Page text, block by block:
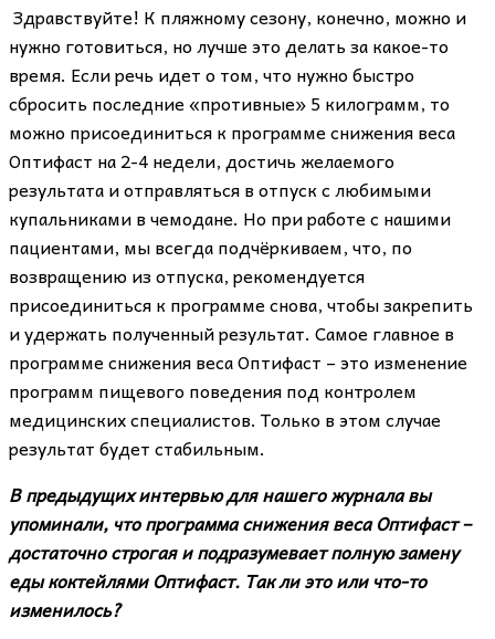
Здравствуйте! К пляжному сезону, конечно, можно и
нужно готовиться, но лучше это делать за какое-то
время. Если речь идет о том, что нужно быстро
сбросить последние «противные» 5 килограмм, то
можно присоединиться к программе снижения веса
Оптифаст на 2-4 недели, достичь желаемого
результата и отправляться в отпуск с любимыми
купальниками в чемодане. Но при работе с нашими
пациентами, мы всегда подчёркиваем, что, по
возвращению из отпуска, рекомендуется
присоединиться к программе снова, чтобы закрепить
и удержать полученный результат. Самое главное в
программе снижения веса Оптифаст – это изменение
программ пищевого поведения под контролем
медицинских специалистов. Только в этом случае
результат будет стабильным.
В предыдущих интервью для нашего журнала вы
упоминали, что программа снижения веса Оптифаст –
достаточно строгая и подразумевает полную замену
еды коктейлями Оптифаст. Так ли это или что-то
изменилось?